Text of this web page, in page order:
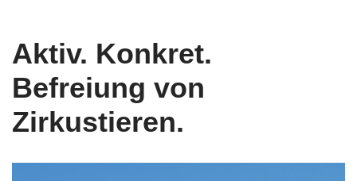
Aktiv. Konkret.
Befreiung von
Zirkustieren.